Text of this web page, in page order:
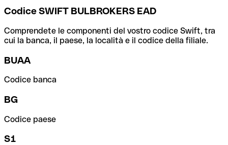
Codice SWIFT BULBROKERS EAD
Comprendete le componenti del vostro codice Swift, tra
cui la banca, il paese, la località e il codice della filiale.
BUAA
Codice banca
BG
Codice paese
S1